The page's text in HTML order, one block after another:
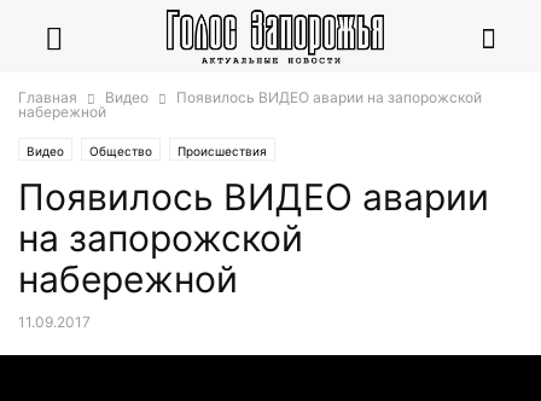
Главная Видео
Появилось ВИДЕО аварии на запорожской
набережной
Видео Общество Происшествия
Появилось ВИДЕО аварии
на запорожской
набережной
11.09.2017